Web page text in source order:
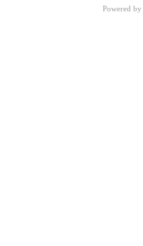
Powered by